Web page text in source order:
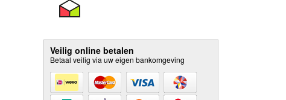
Veilig online betalen
Betaal veilig via uw eigen bankomgeving